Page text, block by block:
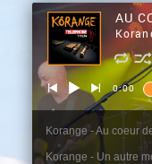
AU
0:00
Korange - Au coeur
Korange - Un autre